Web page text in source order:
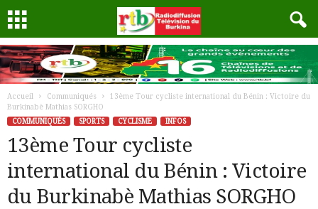
Accueil Communiqués
13ème Tour cycliste international du Bénin : Victoire du
Burkinabè Mathias SORGHO
COMMUNIQUÉS
SPORTS CYCLISME INFOS
13ème Tour cycliste
international du Bénin : Victoire
du Burkinabè Mathias SORGHO